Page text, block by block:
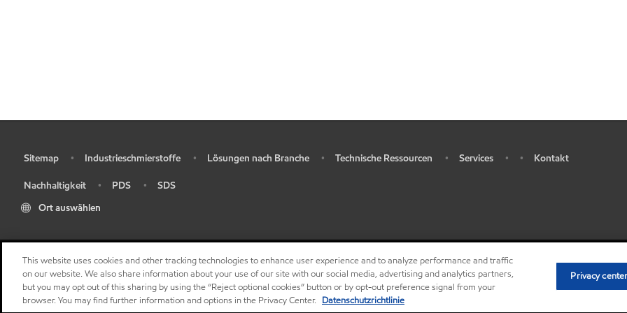
Sitemap • Industrieschmierstoffe • Lösungen nach Branche • Technische Ressourcen • Services • • Kontakt
Nachhaltigkeit • PDS •
SDS
Ort auswählen
• Privacy center (Do not sell or share my personal
This website uses cookies and other tracking technologies to enhance user experience and to analyze performance and traffic
on our website. We also share information about your use of our site with our social media, advertising and analytics partners,
but you may opt out of this sharing by using the “Reject optional cookies” button or by opt-out preference signal from your
browser. You may find further information and options in the Privacy Center. Datenschutzrichtlinie
Privacy center